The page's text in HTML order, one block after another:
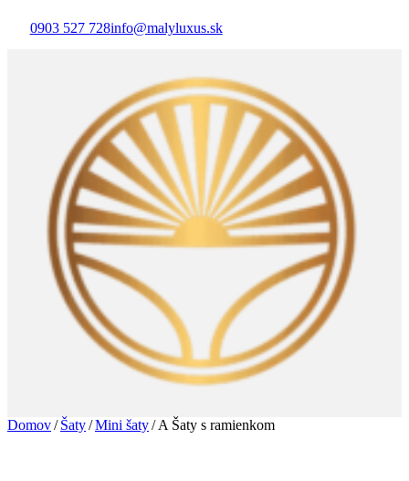
0903 527 728info@malyluxus.sk
Domov/ Šaty/Mini šaty/A Šaty s ramienkom